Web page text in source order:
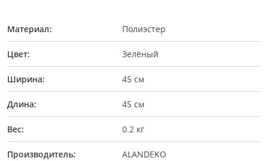
Материал: Полиэстер
Цвет: Зелёный
Ширина: 45 см
Длина: 45 см
Вес: 0.2 кг
Производитель: ALANDEKO